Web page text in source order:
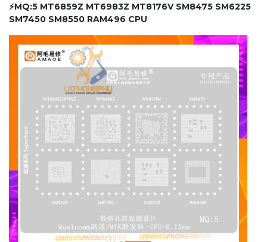
⚡MQ:5 MT6859Z MT6983Z MT8176V SM8475 SM6225
SM7450 SM8550 RAM496 CPU